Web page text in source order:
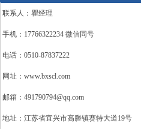
联系人：瞿经理
手机：17766322234 微信同号
电话：0510-87837222
网址：www.bxscl.com
邮箱：491790794@qq.com
地址：江苏省宜兴市高塍镇赛特大道19号